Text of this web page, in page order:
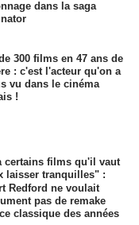
dans la saga
300 films en 47 ans de
: c'est l'acteur qu'on a
vu dans le cinéma
!
certains films qu'il vaut
laisser tranquilles" :
Redford ne voulait
pas de remake
classique des années